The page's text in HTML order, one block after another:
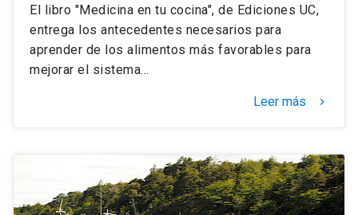
Académicos
Personal
launch
Admisión launch
Mi Cuenta UC launch
Correo UC
launch
El libro "Medicina en tu cocina", de Ediciones UC,
entrega los antecedentes necesarios para
aprender de los alimentos más favorables para
mejorar el sistema…
Leer más keyboard_arrow_right